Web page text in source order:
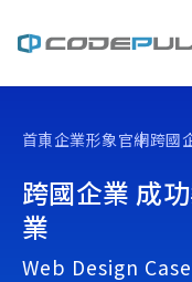
服務與費用
首頁企業形象官網跨國
跨國企業 成
業
Web Design Case